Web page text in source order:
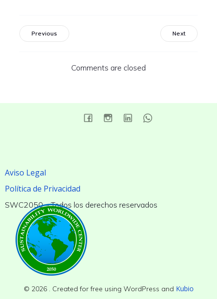
Previous Next
Comments are closed
Aviso Legal
Política de Privacidad
SWC2050 – Todos los derechos reservados
© 2026 . Created for free using WordPress and Kubio